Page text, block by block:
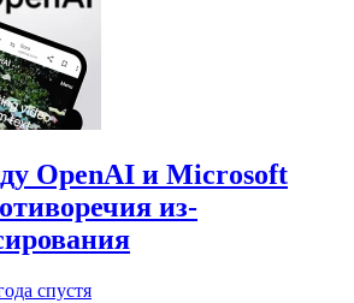
OpenAI и Microsoft
из-
спустя